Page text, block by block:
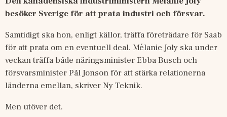
besöker Sverige för att prata industri och försvar.
Samtidigt ska hon, enligt källor, träffa företrädare för Saab
för att prata om en eventuell deal. Mélanie Joly ska under
veckan träffa både näringsminister Ebba Busch och
försvarsminister Pål Jonson för att stärka relationerna
länderna emellan, skriver Ny Teknik.
Men utöver det.